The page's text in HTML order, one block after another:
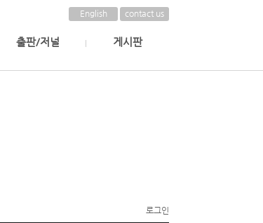
contact us
English
출판/저널 게시판
로그인